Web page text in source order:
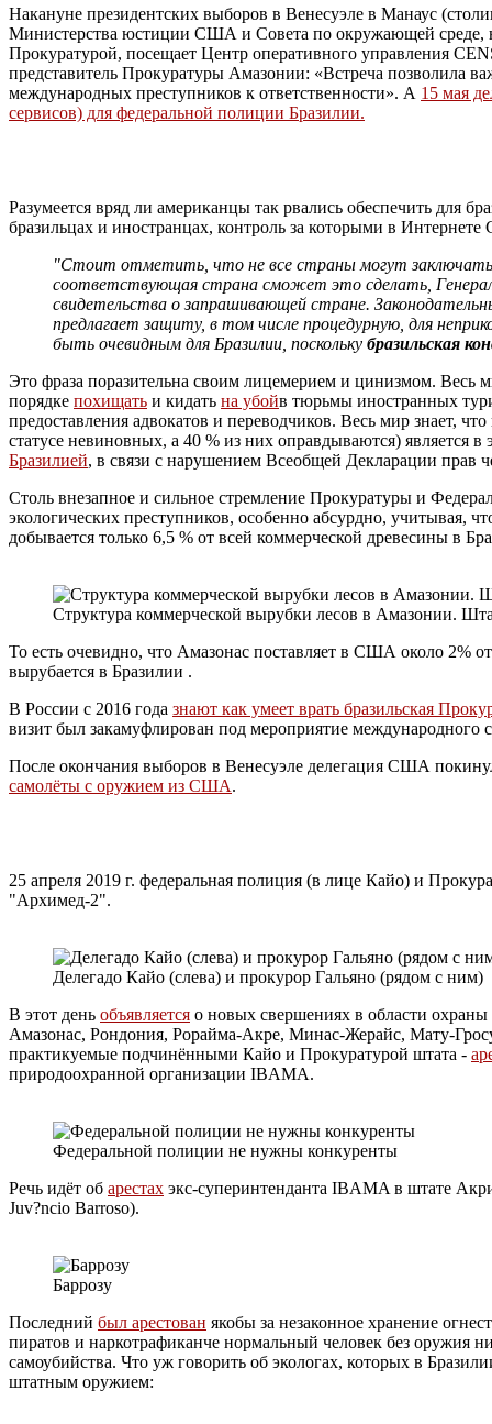
Накануне президентских выборов в Венесуэле в Манаус
Министерства юстиции США и Совета по окружающей среде,
Прокуратурой, посещает Центр оперативного управления
представитель Прокуратуры Амазонии: «Встреча позволила
международных преступников к ответственности». А 15 мая
сервисов) для федеральной полиции Бразилии.
Разумеется вряд ли американцы так рвались обеспечить для
бразильцах и иностранцах, контроль за которыми в
"Стоит отметить, что не все страны могут
соответствующая страна сможет это сделать,
свидетельства о запрашивающей стране.
предлагает защиту, в том числе процедурную, для
быть очевидным для Бразилии, поскольку бразильская
Это фраза поразительна своим лицемерием и цинизмом. Весь
порядке похищать и кидать на убойв тюрьмы иностранных
предоставления адвокатов и переводчиков. Весь мир знает,
статусе невиновных, а 40 % из них оправдываются) является
Бразилией, в связи с нарушением Всеобщей Декларации прав
Столь внезапное и сильное стремление Прокуратуры и
экологических преступников, особенно абсурдно, учитывая,
добывается только 6,5 % от всей коммерческой древесины в
Структура коммерческой вырубки лесов в Амазонии.
То есть очевидно, что Амазонас поставляет в США около 2%
вырубается в Бразилии .
В России с 2016 года знают как умеет врать бразильская
визит был закамуфлирован под мероприятие международного
После окончания выборов в Венесуэле делегация США
самолёты с оружием из США.
25 апреля 2019 г. федеральная полиция (в лице Кайо) и
"Архимед-2".
Делегадо Кайо (слева) и прокурор Гальяно (рядом с ним)
В этот день объявляется о новых свершениях в области
Амазонас, Рондония, Рорайма-Акре, Минас-Жерайс, Мату-
практикуемые подчинёнными Кайо и Прокуратурой штата -
природоохранной организации IBAMA.
Федеральной полиции не нужны конкуренты
Речь идёт об арестах экс-суперинтенданта IBAMA в штате
Juv?ncio Barroso).
Баррозу
Последний был арестован якобы за незаконное хранение
пиратов и наркотрафиканче нормальный человек без оружия
самоубийства. Что уж говорить об экологах, которых в
штатным оружием: